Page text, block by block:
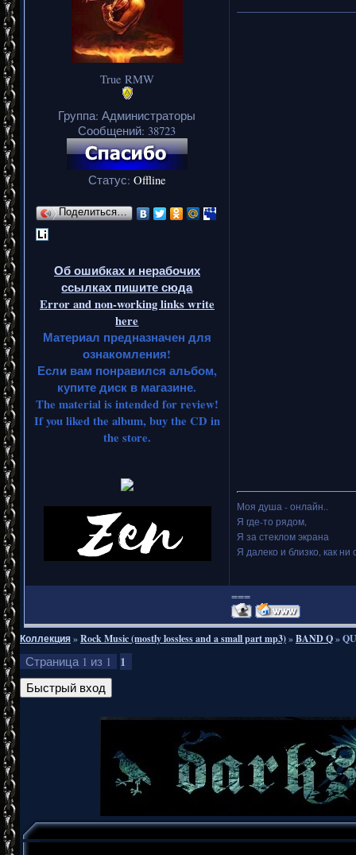
True RMW
Группа: Администраторы
Сообщений: 38723
Статус: Offline
Поделиться…
Об ошибках и нерабочих
ссылках пишите сюда
Error and non-working links write
here
Материал предназначен для
ознакомления!
Если вам понравился альбом,
купите диск в магазине.
The material is intended for review!
If you liked the album, buy the CD in
the store.
Моя душа - онлайн..
Я где-то рядом,
Я за стеклом экрана
Я далеко и близко, как ни
===
Коллекция»Rock Music (mostly lossless and a small part mp3)»BAND Q»
Страница 1 из 1 1